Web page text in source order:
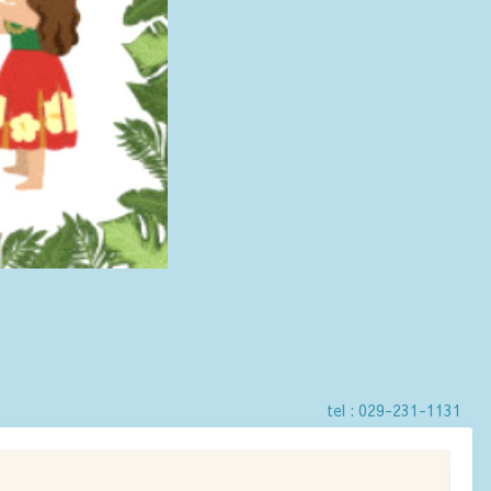
tel : 029-231-1131